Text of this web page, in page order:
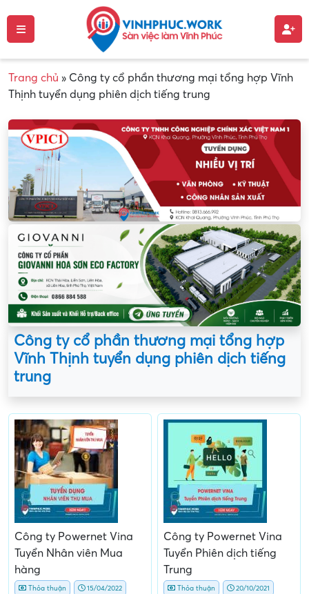
Trang chủ » Công ty cổ phần thương mại tổng hợp Vĩnh
Thịnh tuyển dụng phiên dịch tiếng trung
Công ty cổ phần thương mại tổng hợp
Vĩnh Thịnh tuyển dụng phiên dịch tiếng
trung
Công ty Powernet Vina
Tuyển Nhân viên Mua
hàng
Thỏa thuận 15/04/2022
Công ty Powernet Vina
Tuyển Phiên dịch tiếng
Trung
Thỏa thuận 20/10/2021